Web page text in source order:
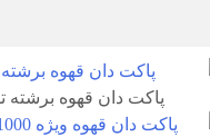
پاکت دان قهوه برشته